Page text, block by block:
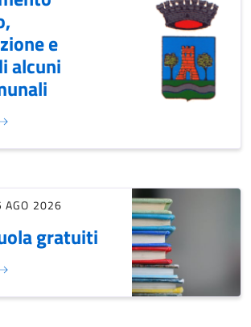
e
alcuni
ENERGETICO, RIQUALIFICAZIONE E
AGO 2026
gratuiti
GRATUITI}